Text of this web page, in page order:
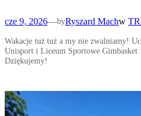
cze 9, 2026—byRyszard Machw
Wakacje tuż tuż a my nie zwalniamy!
Unisport i Liceum Sportowe Gimbasket
Dziękujemy!